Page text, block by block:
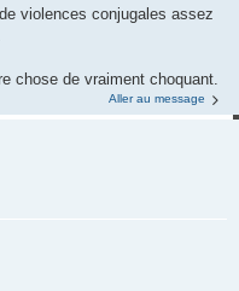
violences conjugales assez
chose de vraiment choquant.
Aller au message